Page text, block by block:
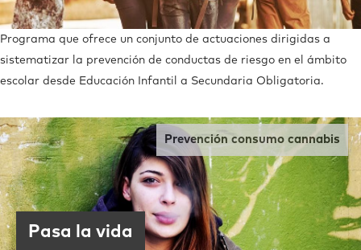
Programa que ofrece un conjunto de actuaciones dirigidas a
sistematizar la prevención de conductas de riesgo en el ámbito
escolar desde Educación Infantil a Secundaria Obligatoria.
Pasa la vida
Prevención consumo cannabis